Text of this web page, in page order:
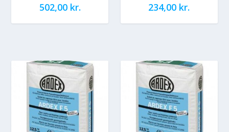
502,00 kr. 234,00 kr.